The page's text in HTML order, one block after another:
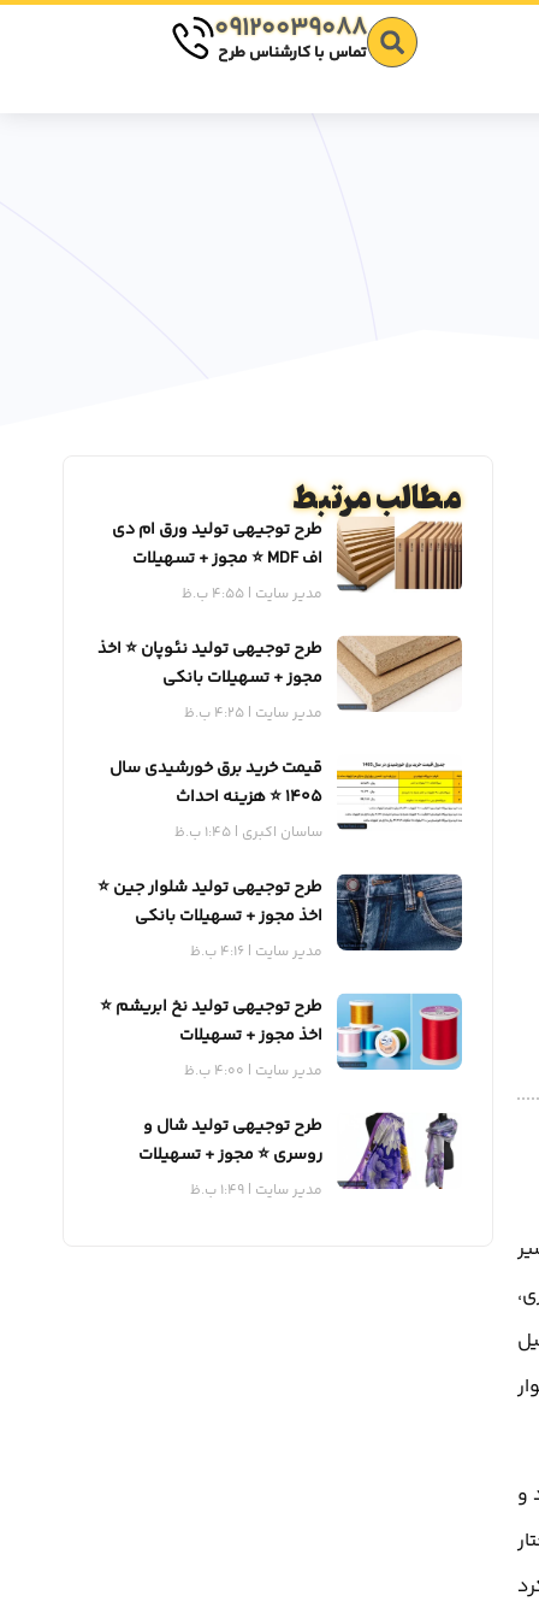
09120039088
تماس با کارشناس طرح
و
مطالب مرتبططرح توجیهی تولید ورق ام دی
اف MDF ⭐️ مجوز + تسهیلات
بانکی
مدیر سایت 4:55 ب.ظ
طرح توجیهی تولید نئوپان ⭐️ اخذ
مجوز + تسهیلات بانکی
مدیر سایت 4:25 ب.ظ
قیمت خرید برق خورشیدی سال
1405 ⭐️ هزینه احداث
ساسان اکبری 1:45 ب.ظ
طرح توجیهی تولید شلوار جین ⭐️
اخذ مجوز + تسهیلات بانکی
مدیر سایت 4:16 ب.ظ
طرح توجیهی تولید نخ ابریشم ⭐️
اخذ مجوز + تسهیلات
مدیر سایت 4:00 ب.ظ
طرح توجیهی تولید شال و
روسری ⭐️ مجوز + تسهیلات
مدیر سایت 1:49 ب.ظ